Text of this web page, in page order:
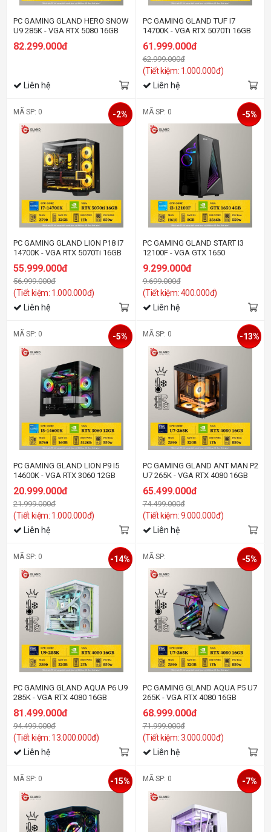
PC GAMING GLAND HERO SNOW
U9 285K - VGA RTX 5080 16GB
82.299.000đ
Liên hệ
PC GAMING GLAND TUF I7
14700K - VGA RTX 5070Ti 16GB
61.999.000đ
62.999.000đ
(Tiết kiệm: 1.000.000đ)
Liên hệ
MÃ SP: 0
PC GAMING GLAND LION P18 I7
14700K - VGA RTX 5070Ti 16GB
55.999.000đ
56.999.000đ
(Tiết kiệm: 1.000.000đ)
-2%
Liên hệ
MÃ SP: 0
PC GAMING GLAND START I3
12100F - VGA GTX 1650
9.299.000đ
9.699.000đ
(Tiết kiệm: 400.000đ)
-5%
Liên hệ
MÃ SP: 0
PC GAMING GLAND LION P9 I5
14600K - VGA RTX 3060 12GB
20.999.000đ
21.999.000đ
(Tiết kiệm: 1.000.000đ)
-5%
Liên hệ
MÃ SP: 0
PC GAMING GLAND ANT MAN P2
U7 265K - VGA RTX 4080 16GB
65.499.000đ
74.499.000đ
(Tiết kiệm: 9.000.000đ)
-13%
Liên hệ
MÃ SP: 0
PC GAMING GLAND AQUA P6 U9
285K - VGA RTX 4080 16GB
81.499.000đ
94.499.000đ
(Tiết kiệm: 13.000.000đ)
-14%
Liên hệ
MÃ SP:
PC GAMING GLAND AQUA P5 U7
265K - VGA RTX 4080 16GB
68.999.000đ
71.999.000đ
(Tiết kiệm: 3.000.000đ)
-5%
Liên hệ
MÃ SP: 0 -15% MÃ SP: 0 -7%